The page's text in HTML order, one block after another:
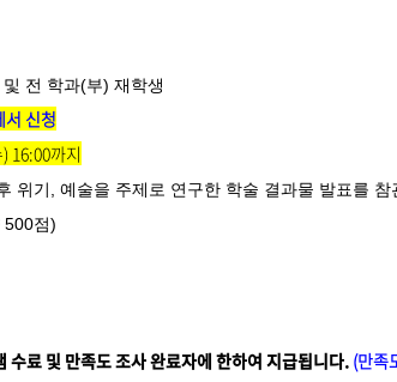
전 학과(부) 재학생
신청
16:00까지
위기, 예술을 주제로 연구한 학술 결과물 발표를
500점)
료 및 만족도 조사 완료자에 한하여 지급됩니다. (만족